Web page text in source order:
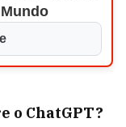
o ChatGPT?